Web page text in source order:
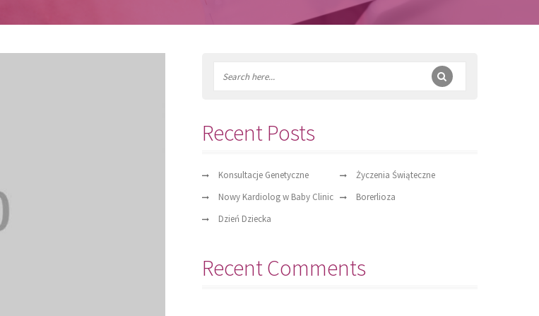
Recent Posts
Konsultacje Genetyczne
Życzenia Świąteczne
Nowy Kardiolog w Baby Clinic
Borerlioza
Dzień Dziecka
Recent Comments